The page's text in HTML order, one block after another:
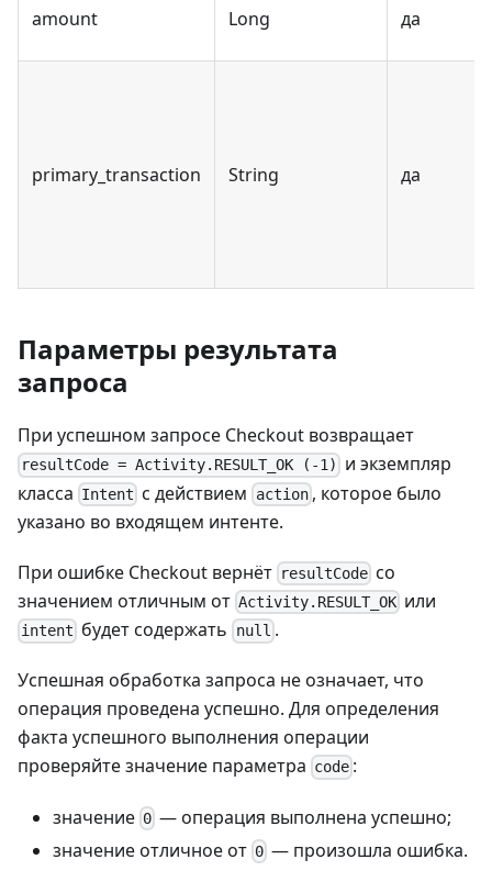
amount Long да
primary_transaction String да
Параметры результата
запроса
При успешном запросе Checkout возвращает
resultCode = Activity.RESULT_OK (-1)
и экземпляр
класса Intent с действием action, которое было
указано во входящем интенте.
При ошибке Checkout вернёт resultCode со
значением отличным от Activity.RESULT_OK или
intent будет содержать null .
Успешная обработка запроса не означает, что
операция проведена успешно. Для определения
факта успешного выполнения операции
проверяйте значение параметра code :
значение 0 — операция выполнена успешно;
значение отличное от 0 — произошла ошибка.